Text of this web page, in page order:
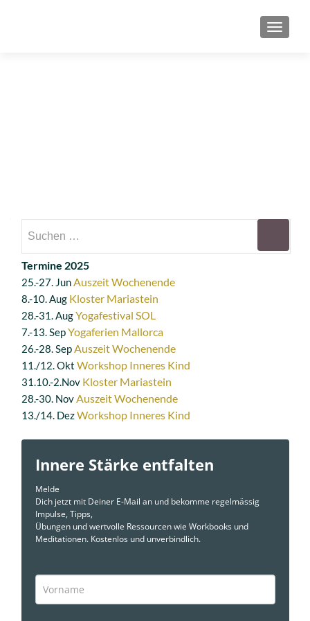
Termine 2025
25.-27. JunAuszeit Wochenende
8.-10. Aug Kloster Mariastein
28.-31. AugYogafestival SOL
7.-13. SepYogaferien Mallorca
26.-28. SepAuszeit Wochenende
11./12. Okt Workshop Inneres Kind
31.10.-2.Nov Kloster Mariastein
28.-30. NovAuszeit Wochenende
13./14. DezWorkshop Inneres Kind
Innere Stärke entfalten
Melde
Dich jetzt mit Deiner E-Mail an und bekomme regelmässig
Impulse, Tipps,
Übungen und wertvolle Ressourcen wie Workbooks und
Meditationen. Kostenlos und unverbindlich.